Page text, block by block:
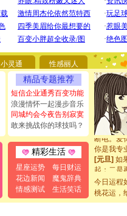
小灵通 性感丽人
精品专题推荐
短信企业通秀百变功能
浪漫情怀一起漫步音乐
同城约会今夜告别寂寞
敢来挑战你的球技吗？
精彩生活
星座运势
每日财运
花边新闻
魔鬼辞典
情感测试
生活笑话
[圣诞节]
你太多，
要平安
[圣诞节]
能正大光
都要快乐
[圣诞节]
如意,快
[元旦]看
断电。爱
你是我专
[元旦]如
起；二是
[元旦]当
泣，这痛
今日运程
桃花运，